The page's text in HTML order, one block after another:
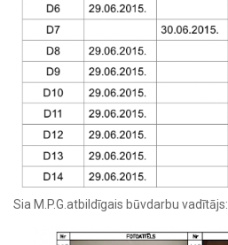
Sia M.P.G.atbildīgais būvdarbu vadītājs: